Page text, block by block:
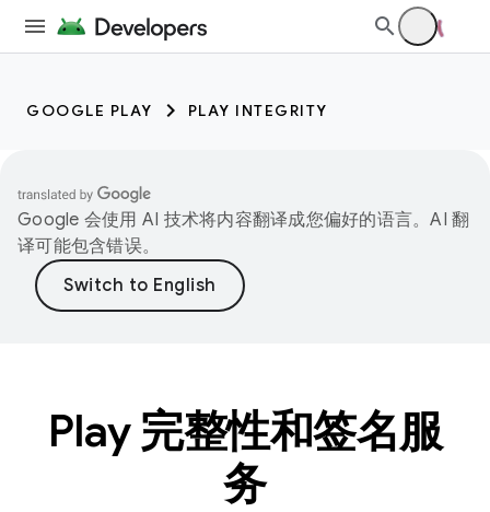
GOOGLE PLAY PLAY INTEGRITY
Google 会使用 AI 技术将内容翻译成您偏好的语言。AI 翻
译可能包含错误。
Play 完整性和签名服
务